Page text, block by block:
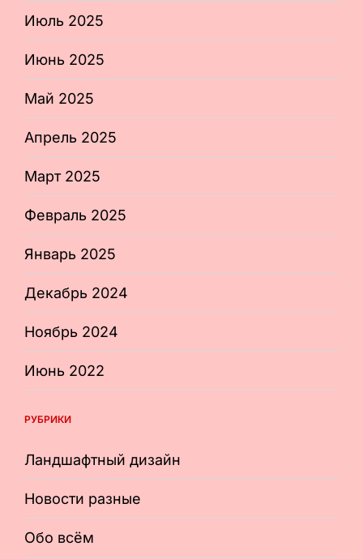
Июль 2025
Июнь 2025
Май 2025
Апрель 2025
Март 2025
Февраль 2025
Январь 2025
Декабрь 2024
Ноябрь 2024
Июнь 2022
РУБРИКИ
Ландшафтный дизайн
Новости разные
Обо всём